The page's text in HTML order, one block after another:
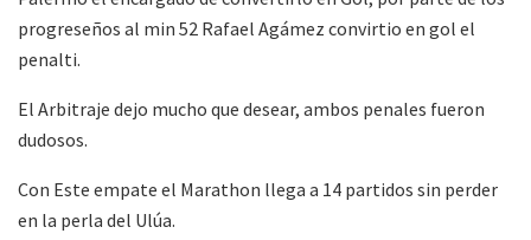
progreseños al min 52 Rafael Agámez convirtio en gol el
penalti.
El Arbitraje dejo mucho que desear, ambos penales fueron
dudosos.
Con Este empate el Marathon llega a 14 partidos sin perder
en la perla del Ulúa.